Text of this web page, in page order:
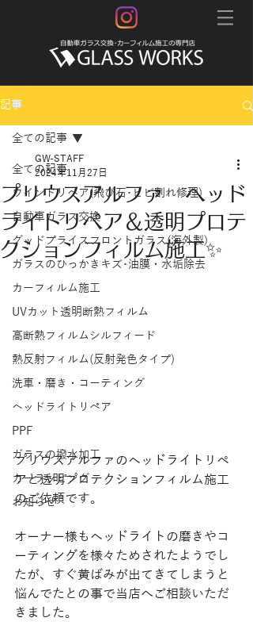
記事
全ての記事
ウインドリペア(飛び石･ヒビ割れ修理)
自動車ガラス交換
グッドプライスフロントガラス(海外製)
ガラスのひっかきキズ･油膜・水垢除去
カーフィルム施工
UVカット透明断熱フィルム
高断熱フィルムシルフィード
熱反射フィルム(反射発色タイプ)
洗車・磨き・コーティング
ヘッドライトリペア
PPF
ガラスの撥水加工
カーラッピング
お知らせ
全ての記事
プリウスアルファ ヘッド
ライトリペア＆透明プロテ
クションフィルム施工✨
GW-STAFF
2024年11月27日
プリウスアルファのヘッドライトリペ
アと透明プロテクションフィルム施工
のご依頼です。
オーナー様もヘッドライトの磨きやコ
ーティングを様々ためされたようでし
たが、すぐ黄ばみが出てきてしまうと
悩んでたとの事で当店へご相談いただ
きました。